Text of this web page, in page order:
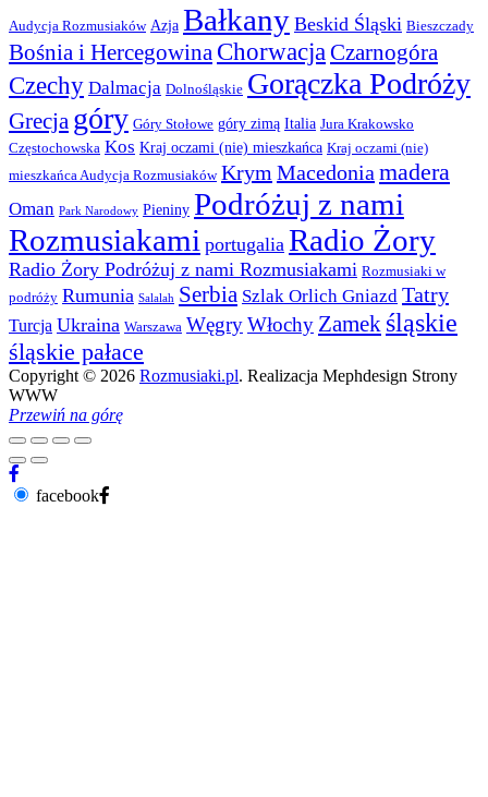
Audycja Rozmusiaków Azja Bałkany Beskid Śląski Bieszczady
Bośnia i Hercegowina Chorwacja Czarnogóra
Czechy Dalmacja Dolnośląskie Gorączka Podróży
Grecja góry Góry Stołowe góry zimą Italia Jura Krakowsko
Częstochowska Kos Kraj oczami (nie) mieszkańca Kraj oczami (nie)
mieszkańca Audycja Rozmusiaków Krym Macedonia madera
Oman Park Narodowy Pieniny Podróżuj z nami
Rozmusiakami portugalia Radio Żory
Radio Żory Podróżuj z nami Rozmusiakami Rozmusiaki w
podróży Rumunia Salalah Serbia Szlak Orlich Gniazd Tatry
Turcja Ukraina Warszawa WęgryWłochy Zamek śląskie
śląskie pałace
Copyright © 2026 Rozmusiaki.pl. Realizacja Mephdesign Strony
WWW
Przewiń na górę
facebook